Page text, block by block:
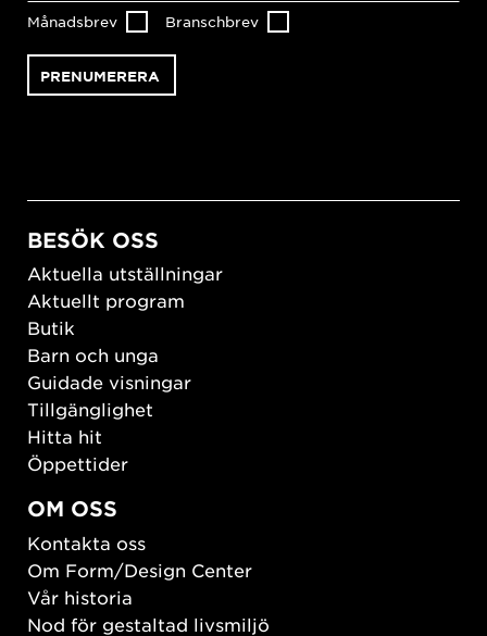
Månadsbrev Branschbrev
BESÖK OSS
Aktuella utställningar
Aktuellt program
Butik
Barn och unga
Guidade visningar
Tillgänglighet
Hitta hit
Öppettider
OM OSS
Kontakta oss
Om Form/Design Center
Vår historia
Nod för gestaltad livsmiljö